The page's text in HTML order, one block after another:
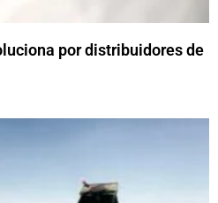
por distribuidores de